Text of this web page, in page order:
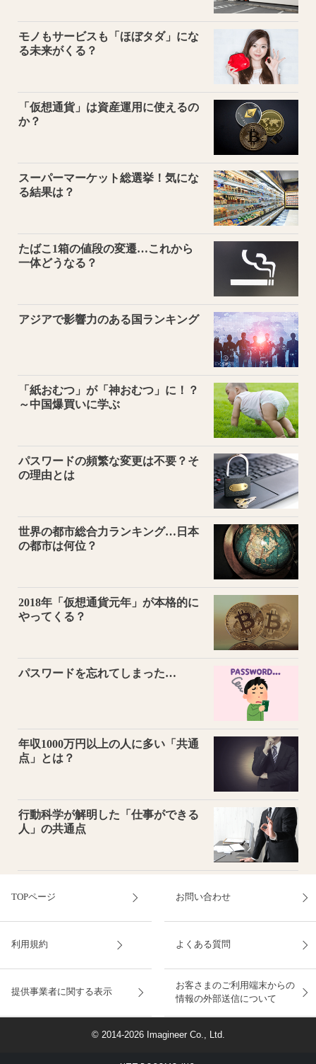
モノもサービスも「ほぼタダ」にな
る未来がくる？
「仮想通貨」は資産運用に使えるの
か？
スーパーマーケット総選挙！気にな
る結果は？
たばこ1箱の値段の変遷…これから
一体どうなる？
アジアで影響力のある国ランキング
「紙おむつ」が「神おむつ」に！？
～中国爆買いに学ぶ
パスワードの頻繁な変更は不要？そ
の理由とは
世界の都市総合力ランキング…日本
の都市は何位？
2018年「仮想通貨元年」が本格的に
やってくる？
パスワードを忘れてしまった…
年収1000万円以上の人に多い「共通
点」とは？
行動科学が解明した「仕事ができる
人」の共通点
TOPページ お問い合わせ
利用規約 よくある質問
提供事業者に関する表示
お客さまのご利用端末からの
情報の外部送信について
© 2014-2026 Imagineer Co., Ltd.